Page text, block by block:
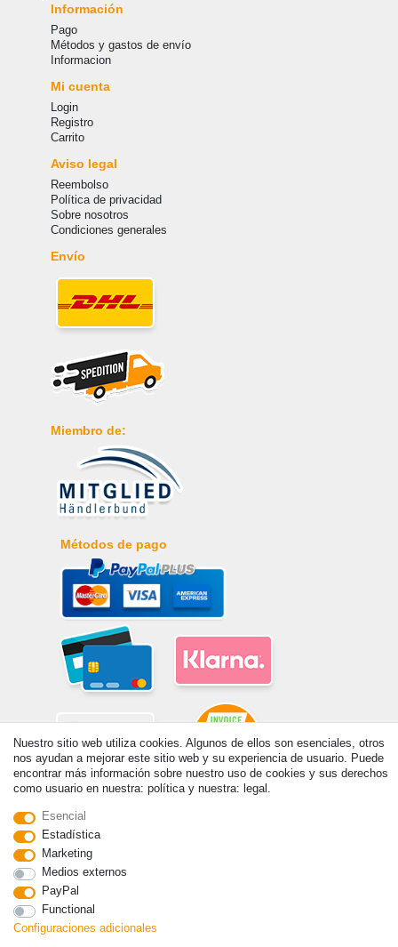
Información
Pago
Métodos y gastos de envío
Informacion
Mi cuenta
Login
Registro
Carrito
Aviso legal
Reembolso
Política de privacidad
Sobre nosotros
Condiciones generales
Envío
Miembro de:
Métodos de pago
détail de l'article | *S'applique aux livraisons en Espagne!
Nuestro sitio web utiliza cookies. Algunos de ellos son esenciales, otros
nos ayudan a mejorar este sitio web y su experiencia de usuario. Puede
encontrar más información sobre nuestro uso de cookies y sus derechos
como usuario en nuestra: política y nuestra: legal.
Esencial
Estadística
Marketing
Medios externos
PayPal
Functional
Configuraciones adicionales
Withdraw from contract here